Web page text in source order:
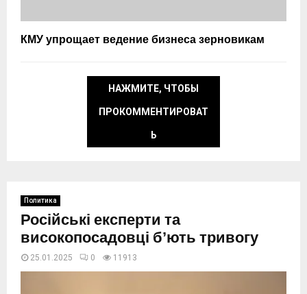
КМУ упрощает ведение бизнеса зерновикам
НАЖМИТЕ, ЧТОБЫ
ПРОКОММЕНТИРОВАТ
Ь
Политика
Російські експерти та
високопосадовці бʼють тривогу
25.01.2025 0 11913